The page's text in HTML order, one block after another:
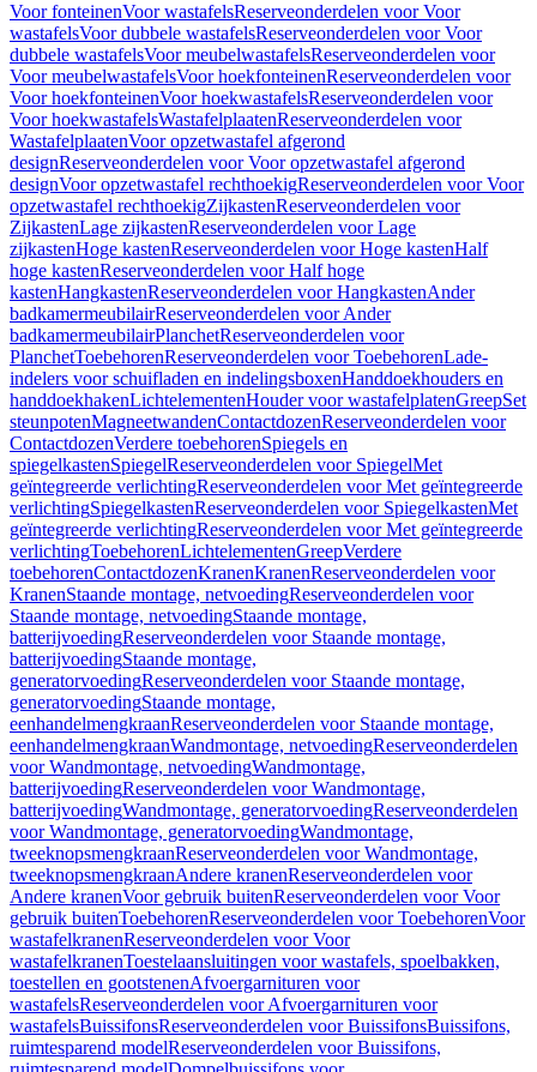
Voor fonteinenVoor wastafelsReserveonderdelen voor Voor
wastafelsVoor dubbele wastafelsReserveonderdelen voor Voor
dubbele wastafelsVoor meubelwastafelsReserveonderdelen voor
Voor meubelwastafelsVoor hoekfonteinenReserveonderdelen voor
Voor hoekfonteinenVoor hoekwastafelsReserveonderdelen voor
Voor hoekwastafelsWastafelplaatenReserveonderdelen voor
WastafelplaatenVoor opzetwastafel afgerond
designReserveonderdelen voor Voor opzetwastafel afgerond
designVoor opzetwastafel rechthoekigReserveonderdelen voor Voor
opzetwastafel rechthoekigZijkastenReserveonderdelen voor
ZijkastenLage zijkastenReserveonderdelen voor Lage
zijkastenHoge kastenReserveonderdelen voor Hoge kastenHalf
hoge kastenReserveonderdelen voor Half hoge
kastenHangkastenReserveonderdelen voor HangkastenAnder
badkamermeubilairReserveonderdelen voor Ander
badkamermeubilairPlanchetReserveonderdelen voor
PlanchetToebehorenReserveonderdelen voor ToebehorenLade-
indelers voor schuifladen en indelingsboxenHanddoekhouders en
handdoekhakenLichtelementenHouder voor wastafelplatenGreepSet
steunpotenMagneetwandenContactdozenReserveonderdelen voor
ContactdozenVerdere toebehorenSpiegels en
spiegelkastenSpiegelReserveonderdelen voor SpiegelMet
geïntegreerde verlichtingReserveonderdelen voor Met geïntegreerde
verlichtingSpiegelkastenReserveonderdelen voor SpiegelkastenMet
geïntegreerde verlichtingReserveonderdelen voor Met geïntegreerde
verlichtingToebehorenLichtelementenGreepVerdere
toebehorenContactdozenKranenKranenReserveonderdelen voor
KranenStaande montage, netvoedingReserveonderdelen voor
Staande montage, netvoedingStaande montage,
batterijvoedingReserveonderdelen voor Staande montage,
batterijvoedingStaande montage,
generatorvoedingReserveonderdelen voor Staande montage,
generatorvoedingStaande montage,
eenhandelmengkraanReserveonderdelen voor Staande montage,
eenhandelmengkraanWandmontage, netvoedingReserveonderdelen
voor Wandmontage, netvoedingWandmontage,
batterijvoedingReserveonderdelen voor Wandmontage,
batterijvoedingWandmontage, generatorvoedingReserveonderdelen
voor Wandmontage, generatorvoedingWandmontage,
tweeknopsmengkraanReserveonderdelen voor Wandmontage,
tweeknopsmengkraanAndere kranenReserveonderdelen voor
Andere kranenVoor gebruik buitenReserveonderdelen voor Voor
gebruik buitenToebehorenReserveonderdelen voor ToebehorenVoor
wastafelkranenReserveonderdelen voor Voor
wastafelkranenToestelaansluitingen voor wastafels, spoelbakken,
toestellen en gootstenenAfvoergarnituren voor
wastafelsReserveonderdelen voor Afvoergarnituren voor
wastafelsBuissifonsReserveonderdelen voor BuissifonsBuissifons,
ruimtesparend modelReserveonderdelen voor Buissifons,